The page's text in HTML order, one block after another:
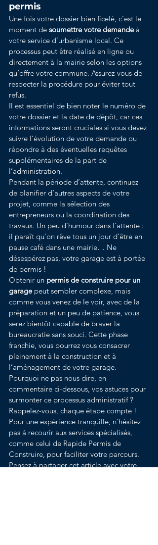
permis
Une fois votre dossier bien ficelé, c’est le
moment de soumettre votre demande à
votre service d’urbanisme local. Ce
processus peut être réalisé en ligne ou
directement à la mairie selon les options
qu’offre votre commune. Assurez-vous de
respecter la procédure pour éviter tout
refus.
Il est essentiel de bien noter le numéro de
votre dossier et la date de dépôt, car ces
informations seront cruciales si vous devez
suivre l’évolution de votre demande ou
répondre à des éventuelles requêtes
supplémentaires de la part de
l’administration.
Pendant la période d’attente, continuez
de planifier d’autres aspects de votre
projet, comme la sélection des
entrepreneurs ou la coordination des
travaux. Un peu d’humour dans l’attente :
il paraît qu’on rêve tous un jour d’être en
pause café dans une mairie… Ne
désespérez pas, votre garage est à portée
de permis !
Obtenir un permis de construire pour un
garage peut sembler complexe, mais
comme vous venez de le voir, avec de la
préparation et un peu de patience, vous
serez bientôt capable de braver la
bureaucratie sans souci. Cette phase
franchie, vous pourrez vous consacrer
pleinement à la construction et à
l’aménagement de votre garage.
Pourquoi ne pas nous dire, en
commentaire ci-dessous, vos astuces pour
surmonter ce processus administratif ?
Rappelez-vous, chaque étape compte !
Pour une expérience tranquille, n’hésitez
pas à recourir aux services spécialisés,
comme celui de Rapide Permis de
Construire, pour faciliter votre parcours.
Pensez à partager cet article avec votre